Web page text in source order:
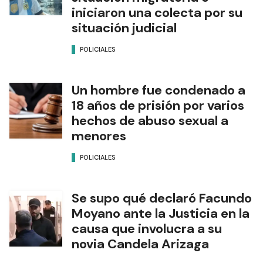
iniciaron una colecta por su
situación judicial
POLICIALES
Un hombre fue condenado a
18 años de prisión por varios
hechos de abuso sexual a
menores
POLICIALES
Se supo qué declaró Facundo
Moyano ante la Justicia en la
causa que involucra a su
novia Candela Arizaga